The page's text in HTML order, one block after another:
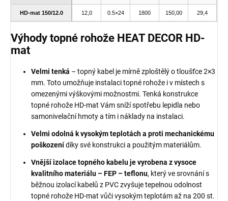
HD-mat 150/12.0 12,0 0.5×24 1800 150,00 29,4
Výhody topné rohože HEAT DECOR HD-
mat
Velmi tenká – topný kabel je mírně zploštělý o tloušťce 2×3
mm. Toto umožňuje instalaci topné rohože i v místech s
omezenými výškovými možnostmi. Tenká konstrukce
topné rohože HD-mat Vám sníží spotřebu lepidla nebo
samonivelační hmoty a tím i náklady na instalaci.
Velmi odolná k vysokým teplotách a proti mechanickému
poškozenídíky své konstrukci a použitým materiálům.
Vnější izolace topného kabelu je vyrobena z vysoce
kvalitního materiálu – FEP – teflonu, který ve srovnání s
běžnou izolací kabelů z PVC zvyšuje tepelnou odolnost
topné rohože HD-mat vůči vysokým teplotám až na 200 st.